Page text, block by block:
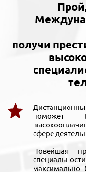
получи
сфере
Новейшая
максимально